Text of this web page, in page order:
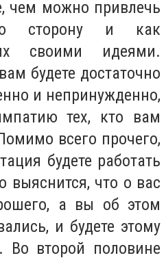
чем можно привлечь
сторону и как
их своими идеями.
будете достаточно
и непринужденно,
тех, кто вам
всего прочего,
будете работать
выяснится, что о вас
а вы об этом
и будете этому
Во второй половине